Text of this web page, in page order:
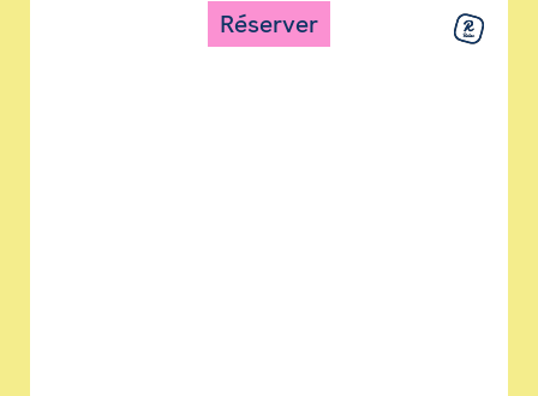
Réserver